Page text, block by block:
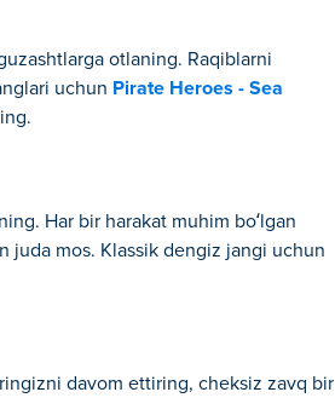
otlaning. Raqiblarni
uchun Pirate Heroes - Sea
Har bir harakat muhim bo‘lgan
juda mos. Klassik dengiz jangi uchun
davom ettiring, cheksiz zavq bir